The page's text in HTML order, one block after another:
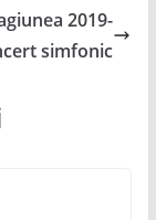
2019-
simfonic